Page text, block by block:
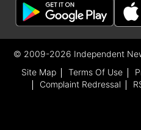
लिए लाभदायक रहेगा।
सकता है। नया वाहन
हैं। कार्यक्षेत्र में आपकी
अवसर मिल सकता है।
फाइनल हो सकती है,
© 2009-2026 Independent
Site Map
Terms Of Use
Complaint Redressal